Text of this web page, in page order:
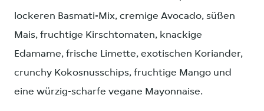
lockeren Basmati-Mix, cremige Avocado, süßen
Mais, fruchtige Kirschtomaten, knackige
Edamame, frische Limette, exotischen Koriander,
crunchy Kokosnusschips, fruchtige Mango und
eine würzig-scharfe vegane Mayonnaise.